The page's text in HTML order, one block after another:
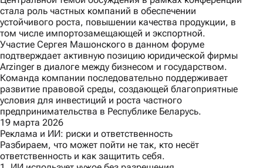
стала роль частных компаний в обеспечении
устойчивого роста, повышении качества продукции, в
том числе импортозамещающей и экспортной.
Участие Сергея Машонского в данном форуме
подтверждает активную позицию юридической фирмы
Arzinger в диалоге между бизнесом и государством.
Команда компании последовательно поддерживает
развитие правовой среды, создающей благоприятные
условия для инвестиций и роста частного
предпринимательства в Республике Беларусь.
19 марта 2026
Реклама и ИИ: риски и ответственность
Разбираем, что может пойти не так, кто несёт
ответственность и как защитить себя.